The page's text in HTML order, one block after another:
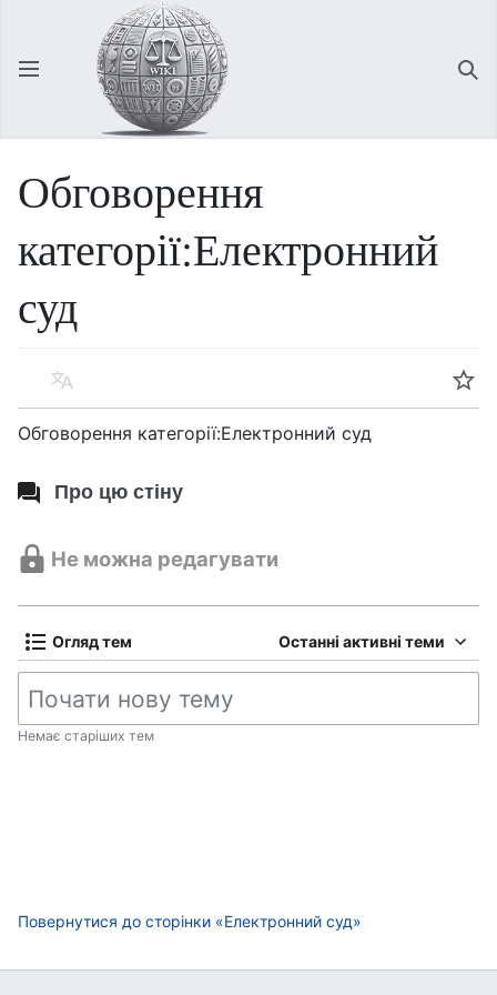
Відкрити головне меню
Обговорення
категорії:Електронний
суд
Мова
Спостерігати
Обговорення категорії:Електронний суд
Про цю стіну
Не можна редагувати
Огляд тем Останні активні теми
Немає старіших тем
Повернутися до сторінки «Електронний суд»